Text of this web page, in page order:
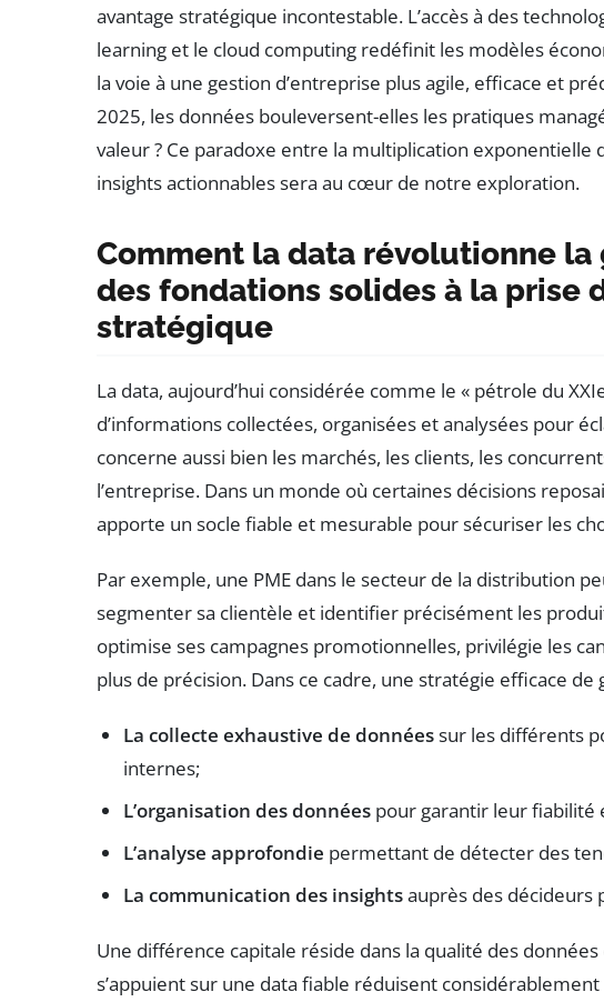
avantage stratégique incontestable. L’accès à des
learning et le cloud computing redéfinit les modèles
la voie à une gestion d’entreprise plus agile, efficace et
2025, les données bouleversent-elles les pratiques
valeur ? Ce paradoxe entre la multiplication
insights actionnables sera au cœur de notre exploration.
Comment la data révolutionne la
des fondations solides à la prise
stratégique
La data, aujourd’hui considérée comme le « pétrole du
d’informations collectées, organisées et analysées pour
concerne aussi bien les marchés, les clients, les
l’entreprise. Dans un monde où certaines décisions
apporte un socle fiable et mesurable pour sécuriser les
Par exemple, une PME dans le secteur de la distribution
segmenter sa clientèle et identifier précisément les
optimise ses campagnes promotionnelles, privilégie les
plus de précision. Dans ce cadre, une stratégie efficace
La collecte exhaustive de donnéessur les différents
internes;
L’organisation des données pour garantir leur fiabilité
L’analyse approfondie permettant de détecter des
La communication des insightsauprès des décideurs
Une différence capitale réside dans la qualité des
s’appuient sur une data fiable réduisent